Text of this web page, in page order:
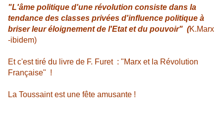
"L'âme politique d'une révolution consiste dans la
tendance des classes privées d'influence politique à
briser leur éloignement de l'Etat et du pouvoir" (K.Marx
-ibidem)
Et c'est tiré du livre de F. Furet : "Marx et la Révolution
Française" !
La Toussaint est une fête amusante !